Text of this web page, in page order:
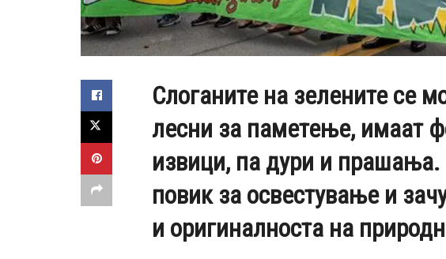
Слоганите на зелените се
лесни за паметење, имаат
извици, па дури и прашања.
повик за освестување и
и оригиналноста на